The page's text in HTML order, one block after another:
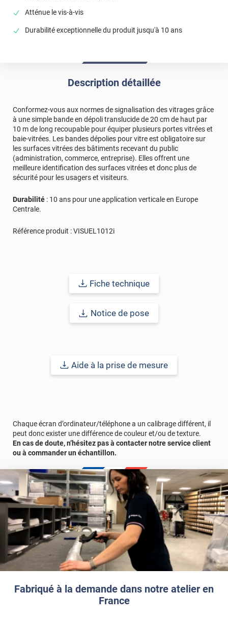
Atténue le vis-à-vis
Durabilité exceptionnelle du produit jusqu'à 10 ans
Fabriqué à la demande dans notre atelier en
France
Description détaillée
Conformez-vous aux normes de signalisation des vitrages grâce
à une simple bande en dépoli translucide de 20 cm de haut par
10 m de long recoupable pour équiper plusieurs portes vitrées et
baie-vitrées. Les bandes dépolies pour vitre est obligatoire sur
les surfaces vitrées des bâtiments recevant du public
(administration, commerce, entreprise). Elles offrent une
meilleure identification des surfaces vitrées et donc plus de
sécurité pour les usagers et visiteurs.
Durabilité : 10 ans pour une application verticale en Europe
Centrale.
Référence produit :VISUEL1012i
Fiche technique
Notice de pose
Aide à la prise de mesure
Chaque écran d’ordinateur/téléphone a un calibrage différent, il
peut donc exister une différence de couleur et/ou de texture.
En cas de doute, n’hésitez pas à contacter notre service client
ou à commander un échantillon.